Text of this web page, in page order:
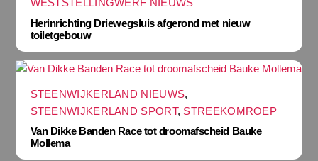
WESTSTELLINGWERF NIEUWS
Herinrichting Driewegsluis afgerond met nieuw
toiletgebouw
STEENWIJKERLAND NIEUWS,
STEENWIJKERLAND SPORT, STREEKOMROEP
Van Dikke Banden Race tot droomafscheid Bauke
Mollema